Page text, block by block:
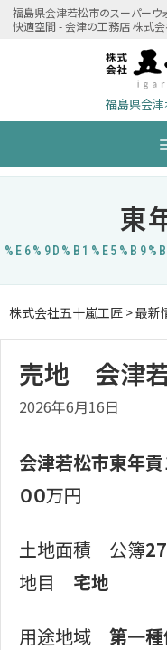
Skip福島県会津若松市のスーパーウ
快適空間 - 会津の工務店 株式
福島県会津
東
株式会社五十嵐工匠 >最新
売地 会津若
2026年6月16日
会津若松市東年貢
００万円
土地面積 公簿
地目 宅地
用途地域 第一